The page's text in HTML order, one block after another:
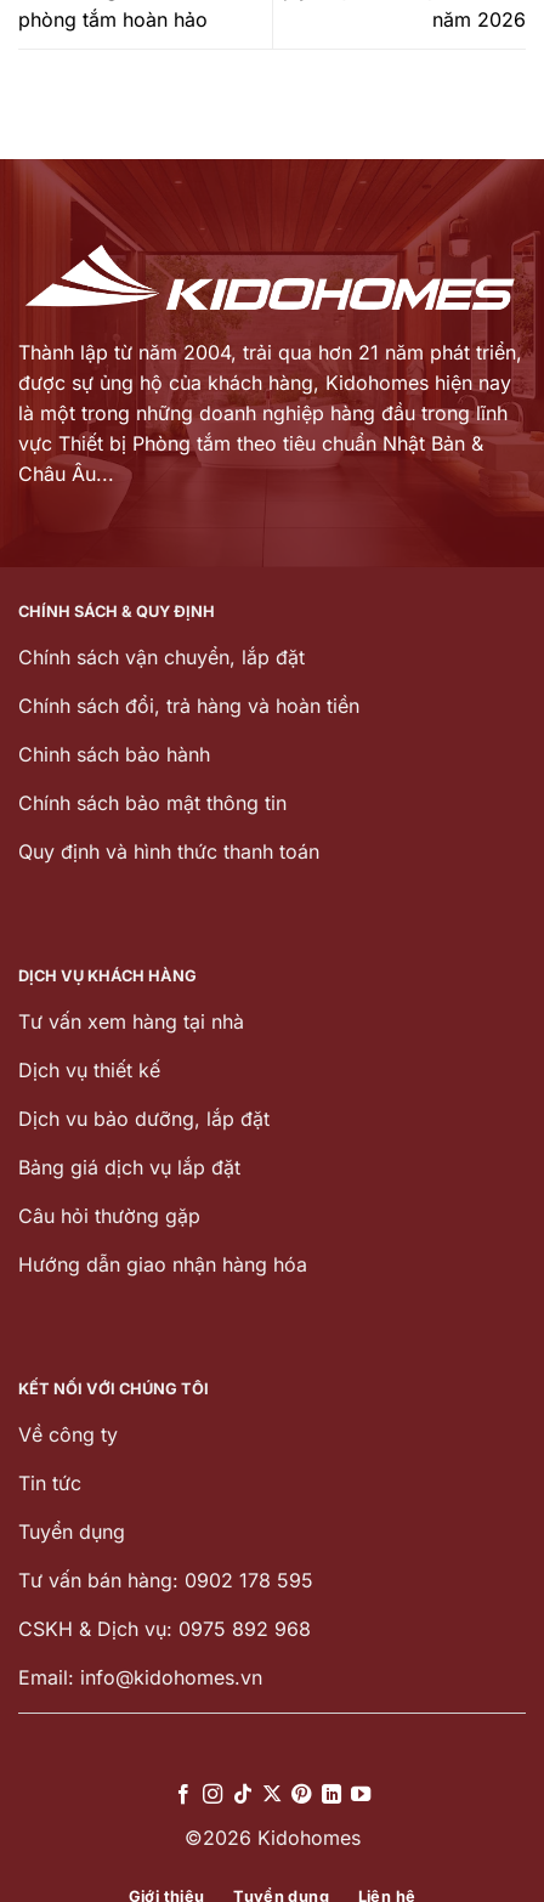
phòng tắm hoàn hảo
năm 2026
Thành lập từ năm 2004, trải qua hơn 21 năm phát triển,
được sự ủng hộ của khách hàng, Kidohomes hiện nay
là một trong những doanh nghiệp hàng đầu trong lĩnh
vực Thiết bị Phòng tắm theo tiêu chuẩn Nhật Bản &
Châu Âu...
CHÍNH SÁCH & QUY ĐỊNH
Chính sách vận chuyển, lắp đặt
Chính sách đổi, trả hàng và hoàn tiền
Chinh sách bảo hành
Chính sách bảo mật thông tin
Quy định và hình thức thanh toán
DỊCH VỤ KHÁCH HÀNG
Tư vấn xem hàng tại nhà
Dịch vụ thiết kế
Dịch vu bảo dưỡng, lắp đặt
Bảng giá dịch vụ lắp đặt
Câu hỏi thường gặp
Hướng dẫn giao nhận hàng hóa
KẾT NỐI VỚI CHÚNG TÔI
Về công ty
Tin tức
Tuyển dụng
Tư vấn bán hàng: 0902 178 595
CSKH & Dịch vụ: 0975 892 968
Email: info@kidohomes.vn
©2026 Kidohomes
Giới thiệu Tuyển dụng Liên hệ